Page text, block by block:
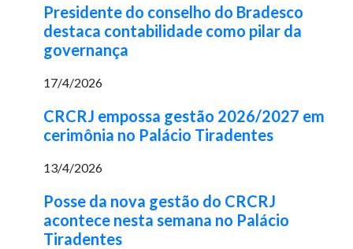
Presidente do conselho do Bradesco
destaca contabilidade como pilar da
governança
17/4/2026
CRCRJ empossa gestão 2026/2027 em
cerimônia no Palácio Tiradentes
13/4/2026
Posse da nova gestão do CRCRJ
acontece nesta semana no Palácio
Tiradentes